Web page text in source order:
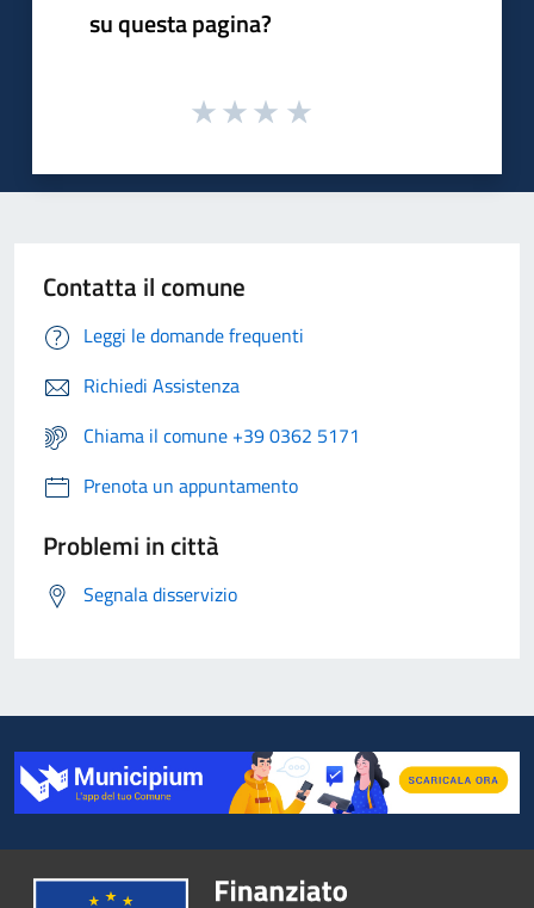
su questa pagina?
Contatta il comune
Leggi le domande frequenti
Richiedi Assistenza
Chiama il comune +39 0362 5171
Prenota un appuntamento
Problemi in città
Segnala disservizio